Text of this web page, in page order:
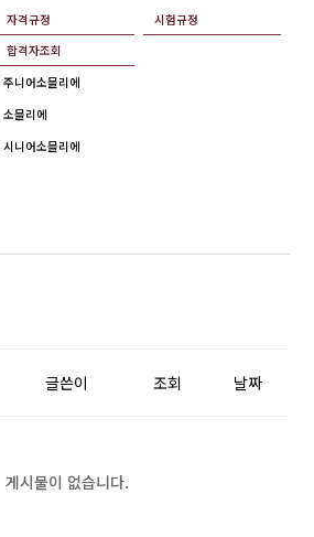
자격규정 시험규정
합격자조회
주니어소믈리에
소믈리에
시니어소믈리에
글쓴이 조회 날짜
게시물이 없습니다.